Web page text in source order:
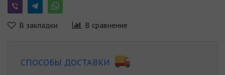
В закладки В сравнение
СПОСОБЫ ДОСТАВКИ